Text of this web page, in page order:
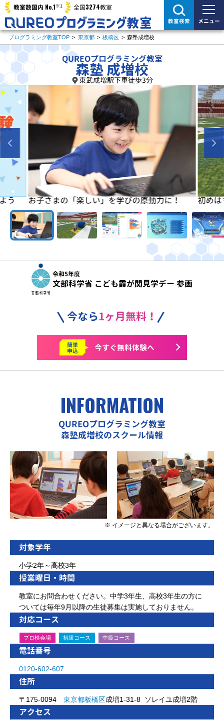
教室数国内 No.1※1 全国3274教室
教室検索 メニュー
プログラミング教室TOP > 東京都 > 板橋区 > 森塾成増校
QUREOプログラミング教室
森塾 成増校
東武成増駅下車徒歩3分
う お子さまの「楽しい」を学びの原動力に！ 初め
令和5年度
文部科学省 こども霞が関見学デー 参画
今なら1ヶ月無料！
簡単
申込 今すぐ無料体験へ
INFORMATION
QUREOプログラミング教室
森塾成増校のスクール情報
※ イメージと異なる場合がございます。
対象学年
小学2年～高校3年
授業曜日・時間
教室にお問合わせください。中学3年生、高校3年生の方に
ついては毎年9月以降の生徒募集は実施しておりません。
対応コース
プロ検会場 初級コース 中級コース
電話番号
0120-602-607
住所
〒175-0094 東京都板橋区成増1-31-8 ソレイユ成増2階
アクセス